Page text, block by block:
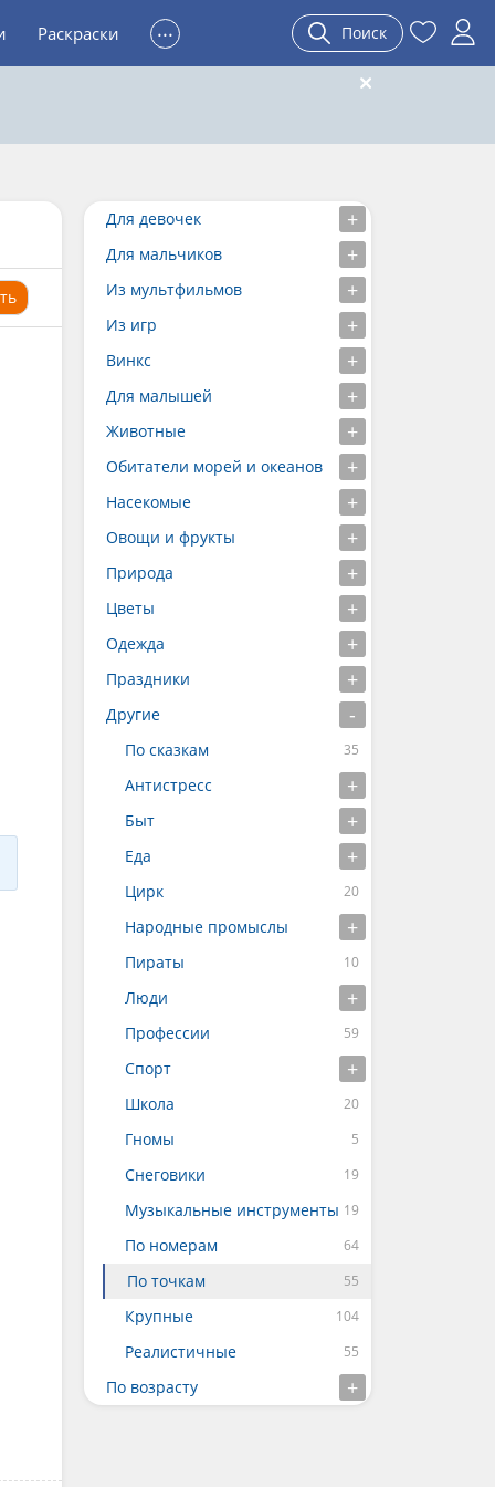
Раскраски ... Поиск
Для девочек
Для мальчиков
Из мультфильмов
Из игр
Винкс
Для малышей
Животные
Обитатели морей и океанов
Насекомые
Овощи и фрукты
Природа
Цветы
Одежда
Праздники
Другие
По сказкам
Антистресс
Быт
Еда
Цирк
Народные промыслы
Пираты
Люди
Профессии
Спорт
Школа
Гномы
Снеговики
Музыкальные инструменты
По номерам
По точкам
Крупные
Реалистичные
По возрасту